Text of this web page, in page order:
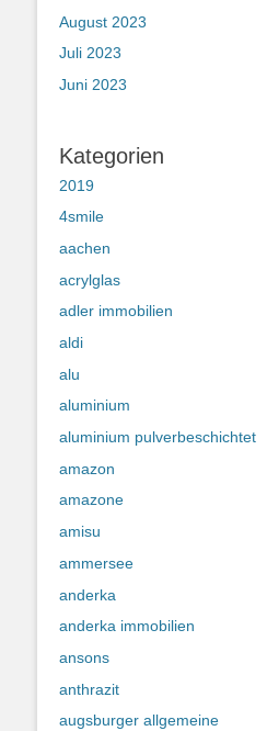
August 2023
Juli 2023
Juni 2023
Kategorien
2019
4smile
aachen
acrylglas
adler immobilien
aldi
alu
aluminium
aluminium pulverbeschichtet
amazon
amazone
amisu
ammersee
anderka
anderka immobilien
ansons
anthrazit
augsburger allgemeine